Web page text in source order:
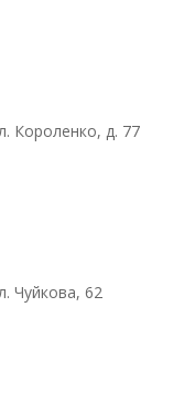
Короленко, д. 77
Чуйкова, 62